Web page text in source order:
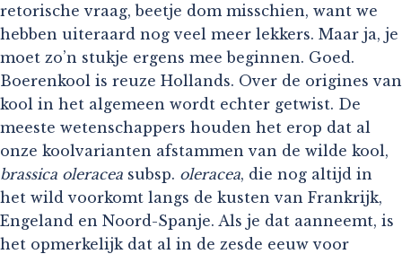
retorische vraag, beetje dom misschien, want we
hebben uiteraard nog veel meer lekkers. Maar ja, je
moet zo’n stukje ergens mee beginnen. Goed.
Boerenkool is reuze Hollands. Over de origines van
kool in het algemeen wordt echter getwist. De
meeste wetenschappers houden het erop dat al
onze koolvarianten afstammen van de wilde kool,
brassica oleracea subsp. oleracea, die nog altijd in
het wild voorkomt langs de kusten van Frankrijk,
Engeland en Noord-Spanje. Als je dat aanneemt, is
het opmerkelijk dat al in de zesde eeuw voor